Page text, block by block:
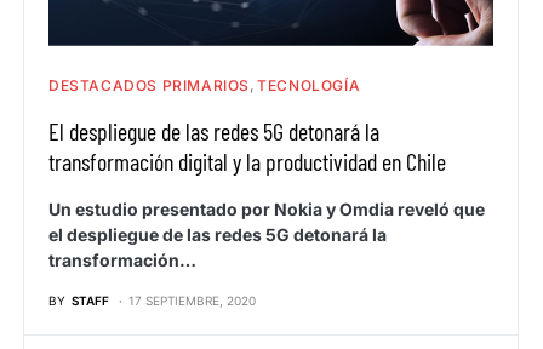
DESTACADOS PRIMARIOS TECNOLOGÍA
El despliegue de las redes 5G detonará la
transformación digital y la productividad en Chile
Un estudio presentado por Nokia y Omdia reveló que
el despliegue de las redes 5G detonará la
transformación…
BY STAFF 17 SEPTIEMBRE, 2020